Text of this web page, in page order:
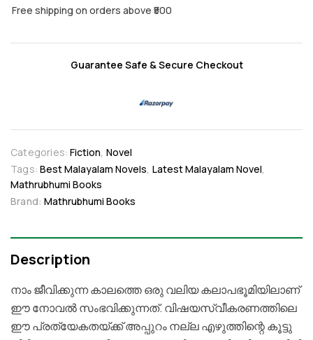
Free shipping on orders above ₹500
Guarantee Safe & Secure Checkout
Categories: Fiction, Novel
Tags: Best Malayalam Novels, Latest Malayalam Novel,
Mathrubhumi Books
Brand:Mathrubhumi Books
Description
നാം ജീവിക്കുന്ന കാലത്തെ ഒരു വലിയ കലാപഭൂമിയിലാണ്
ഈ നോവല്‍ സംഭവിക്കുന്നത്. വിഷയസ്വീകരണത്തിലെ
ഈ പ്രത്യേകതയ്ക്ക് അപ്പുറം നല്ല എഴുത്തിന്റെ കൂട്ടു